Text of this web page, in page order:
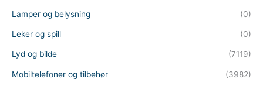
Lamper og belysning (0)
Leker og spill (0)
Lyd og bilde (7119)
Mobiltelefoner og tilbehør (3982)